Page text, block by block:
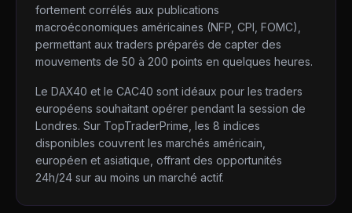
fortement corrélés aux publications
macroéconomiques américaines (NFP, CPI, FOMC),
permettant aux traders préparés de capter des
mouvements de 50 à 200 points en quelques heures.
Le DAX40 et le CAC40 sont idéaux pour les traders
européens souhaitant opérer pendant la session de
Londres. Sur TopTraderPrime, les 8 indices
disponibles couvrent les marchés américain,
européen et asiatique, offrant des opportunités
24h/24 sur au moins un marché actif.